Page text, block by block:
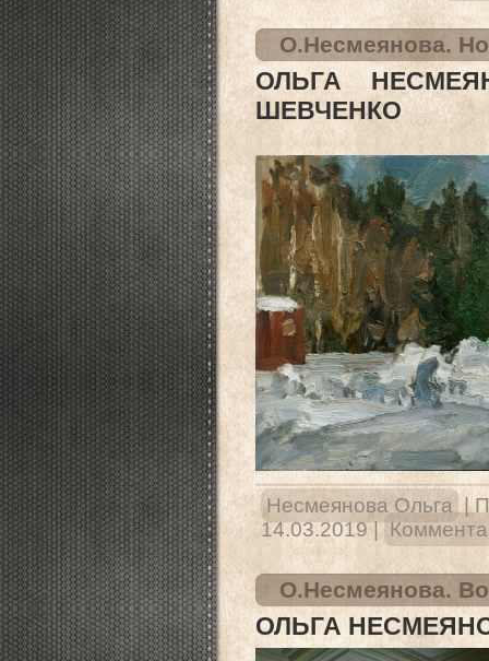
О.Несмеянова.
ОЛЬГА
ШЕВЧЕНКО
Несмеянова Ольга |
14.03.2019 |
О.Несмеянова.
ОЛЬГА